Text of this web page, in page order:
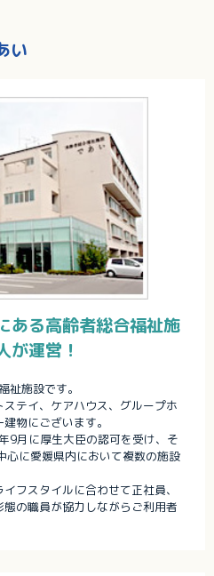
い
ある高齢者総合福祉施
が運営！
祉施設です。
テイ、ケアハウス、グループホ
物にございます。
9月に厚生大臣の認可を受け、そ
心に愛媛県内において複数の施設
フスタイルに合わせて正社員、
の職員が協力しながらご利用者